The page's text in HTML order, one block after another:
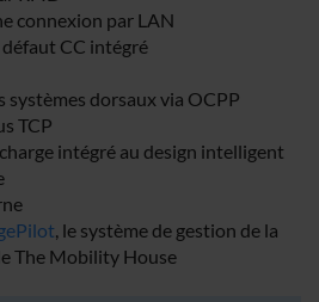
connexion par LAN
CC intégré
systèmes dorsaux via OCPP
TCP
intégré au design intelligent
, le système de gestion de la
The Mobility House